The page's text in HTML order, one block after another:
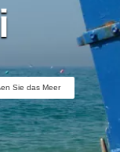
Sie das Meer